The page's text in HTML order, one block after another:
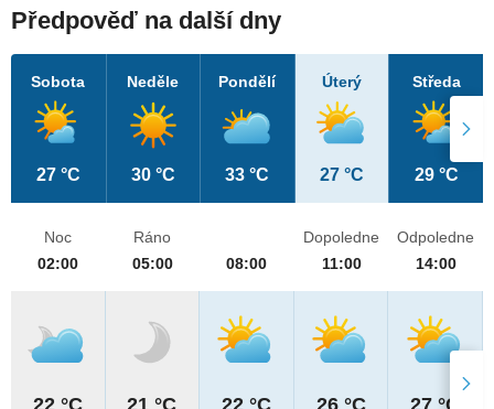
Předpověď na další dny
Sobota
27 °C
Neděle
30 °C
Pondělí
33 °C
Úterý
27 °C
Středa
29 °C
Noc
02:00
Ráno
05:00
08:00
Dopoledne
11:00
Odpoledne
14:00